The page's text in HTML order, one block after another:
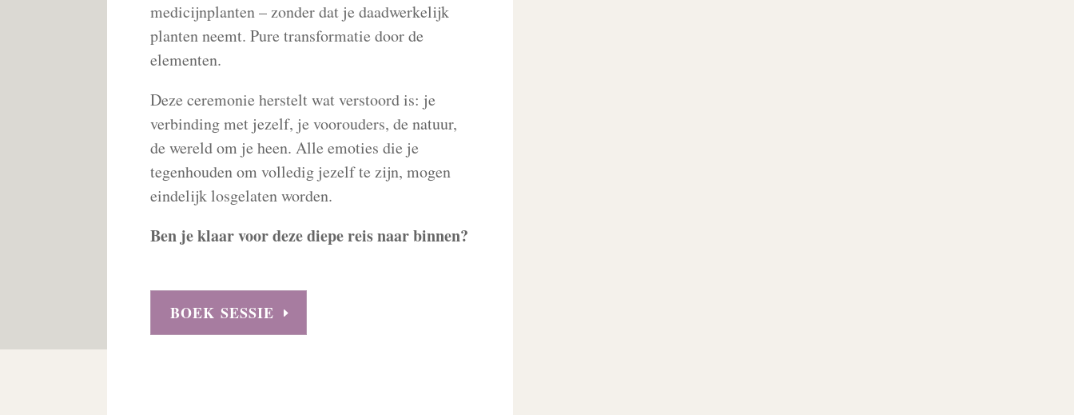
medicijnplanten – zonder dat je daadwerkelijk
planten neemt. Pure transformatie door de
elementen.
Deze ceremonie herstelt wat verstoord is: je
verbinding met jezelf, je voorouders, de natuur,
de wereld om je heen. Alle emoties die je
tegenhouden om volledig jezelf te zijn, mogen
eindelijk losgelaten worden.
Ben je klaar voor deze diepe reis naar binnen?
BOEK SESSIE